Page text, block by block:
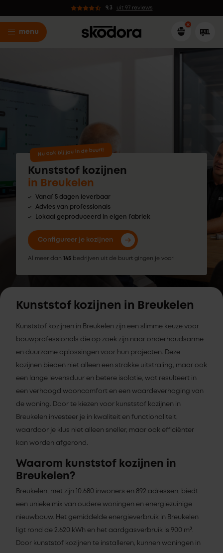
9.3 uit 97 reviews
menu
Nu ook bij jou in de buurt!
Kunststof kozijnen
in Breukelen
Vanaf 5 dagen leverbaar
Advies van professionals
Lokaal geproduceerd in eigen fabriek
Configureer je kozijnen
Al meer dan 145 bedrijven uit de buurt gingen je voor!
Kunststof kozijnen in Breukelen
Kunststof kozijnen in Breukelen zijn een slimme keuze voor
bouwprofessionals die op zoek zijn naar onderhoudsarme
en duurzame oplossingen voor hun projecten. Deze
kozijnen bieden niet alleen een strakke uitstraling, maar ook
een lange levensduur en betere isolatie, wat resulteert in
een verhoogd wooncomfort en een waardeverhoging van
de woning. Door te kiezen voor kunststof kozijnen in
Breukelen investeer je in kwaliteit en functionaliteit,
waardoor je klus niet alleen sneller, maar ook efficiënter
kan worden afgerond.
Waarom kunststof kozijnen in
Breukelen?
Breukelen, met zijn 10.680 inwoners en 892 adressen, biedt
een unieke mix van oudere woningen en energiezuinige
nieuwbouw. Het gemiddelde energieverbruik in Breukelen
ligt rond de 2.620 kWh en het aardgasverbruik is 900 m³.
Door kunststof kozijnen te installeren, kunnen woningen in